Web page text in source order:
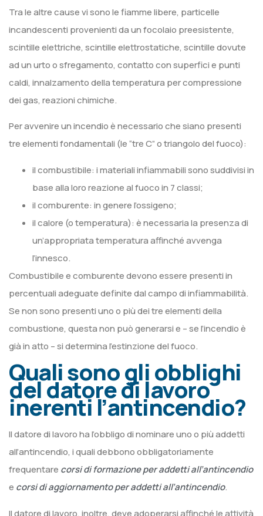
Tra le altre cause vi sono le fiamme libere, particelle
incandescenti provenienti da un focolaio preesistente,
scintille elettriche, scintille elettrostatiche, scintille dovute
ad un urto o sfregamento, contatto con superfici e punti
caldi, innalzamento della temperatura per compressione
dei gas, reazioni chimiche.
Per avvenire un incendio è necessario che siano presenti
tre elementi fondamentali (le “tre C” o triangolo del fuoco):
il combustibile: i materiali infiammabili sono suddivisi in
base alla loro reazione al fuoco in 7 classi;
il comburente: in genere l’ossigeno;
il calore (o temperatura): è necessaria la presenza di
un’appropriata temperatura affinché avvenga
l’innesco.
Combustibile e comburente devono essere presenti in
percentuali adeguate definite dal campo di infiammabilità.
Se non sono presenti uno o più dei tre elementi della
combustione, questa non può generarsi e – se l’incendio è
già in atto – si determina l’estinzione del fuoco.
Quali sono gli obblighi
del datore di lavoro
inerenti l’antincendio?
Il datore di lavoro ha l’obbligo di nominare uno o più addetti
all’antincendio, i quali debbono obbligatoriamente
frequentare corsi di formazione per addetti all’antincendio
e corsi di aggiornamento per addetti all’antincendio.
Il datore di lavoro, inoltre, deve adoperarsi affinché le attività